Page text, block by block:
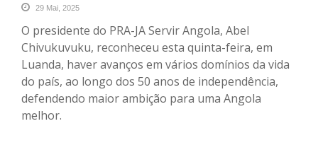
29 Mai, 2025
O presidente do PRA-JA Servir Angola, Abel
Chivukuvuku, reconheceu esta quinta-feira, em
Luanda, haver avanços em vários domínios da vida
do país, ao longo dos 50 anos de independência,
defendendo maior ambição para uma Angola
melhor.